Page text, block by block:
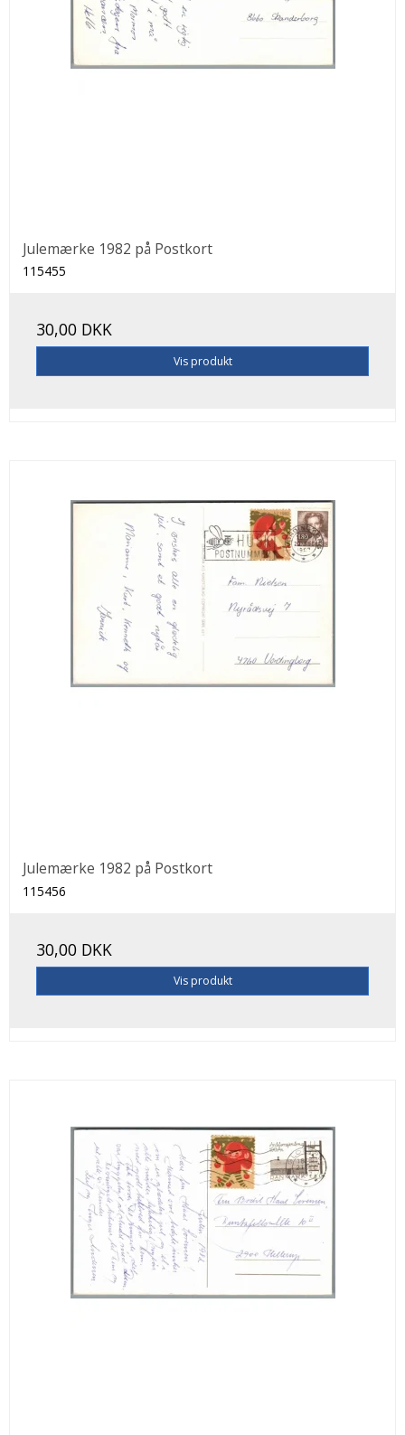
Julemærke 1982 på Postkort
115455
30,00 DKK
Vis produkt
Julemærke 1982 på Postkort
115456
30,00 DKK
Vis produkt